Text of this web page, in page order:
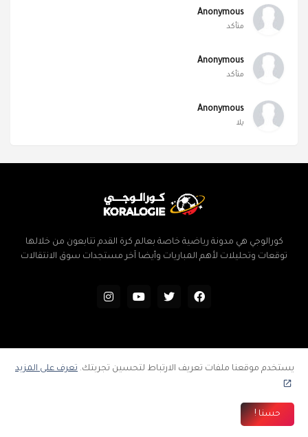
Anonymous
متأكد
Anonymous
متأكد
Anonymous
يلا
كورالوجي هي مدونة رياضية خاصة بعالم كرة القدم تتابعون من خلالها
توقعات وتحليلات لأهم المباريات وأيضا آخر مستجدات سوق الانتقالات
جميع الحقوق محفوظة ©
الرئيسية سياسة الخصوصية اتفاقية الاستخدام
إتصل بنا
يستخدم موقعنا ملفات تعريف الارتباط لتحسين تجربتك. تعرف على المزيد
حسنا !